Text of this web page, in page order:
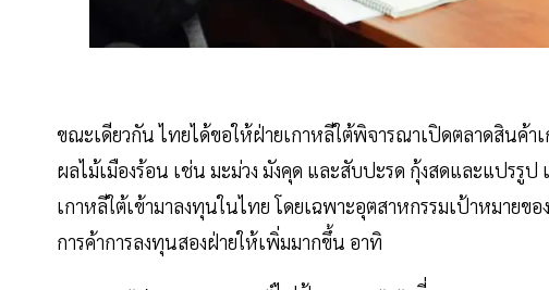
ขณะเดียวกัน ไทยได้ขอให้ฝ่ายเกาหลีใต้พิจารณาเปิดตลาดสินค้
ผลไม้เมืองร้อน เช่น มะม่วง มังคุด และสับปะรด กุ้งสดและแปร
เกาหลีใต้เข้ามาลงทุนในไทย โดยเฉพาะอุตสาหกรรมเป้าหมาย
การค้าการลงทุนสองฝ่ายให้เพิ่มมากขึ้น อาทิ